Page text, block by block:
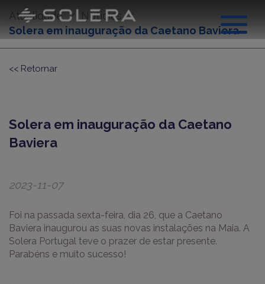
Sobre nós
Atualidade
Noticias
Solera em inauguração da Caetano Baviera
<< Retornar
Solera em inauguração da Caetano
Baviera
2023-11-07
Foi na passada sexta-feira, dia 26, que a Caetano
Baviera inaugurou as suas novas instalações na Maia. A
Solera Portugal teve o prazer de estar presente.
Parabéns e muito sucesso!